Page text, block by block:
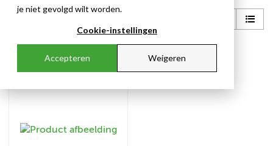
je niet gevolgd wilt worden.
Cookie-instellingen
Accepteren Weigeren